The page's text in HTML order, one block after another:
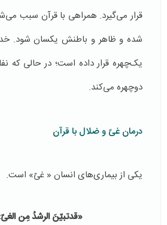
قرار می‌گیرد. همراهی با قرآن سبب
شده و ظاهر و باطنش یکسان شود.
یک‌چهره قرار داده است؛ در حالی که
دوچهره می‌کند.
درمان غیّ و ضلال با قرآن
یکی از بیماری‌های انسان « غیّ» است.
«قدتبیّنَ الرشدُ مِن